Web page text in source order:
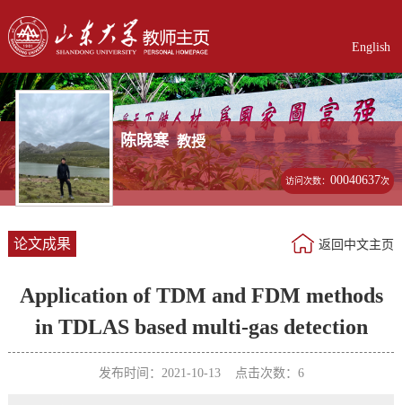
English
陈晓寒 教授
访问次数：00040637次
论文成果 返回中文主页
Application of TDM and FDM methods
in TDLAS based multi-gas detection
发布时间：2021-10-13 点击次数： 6